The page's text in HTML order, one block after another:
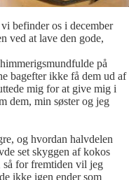
befinder os i december
ved at lave den gode,
på
bagefter ikke få dem ud af
mig for at give mig i
dem, min søster og jeg
og hvordan halvdelen
set skyggen af kokos
så for fremtiden vil jeg
ikke igen ender som